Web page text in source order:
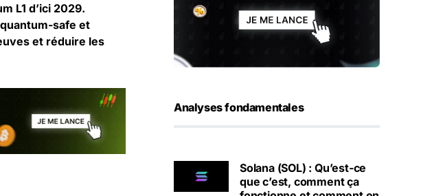
L1 d’ici 2029.
safe et
et réduire les
Analyses fondamentales
Solana (SOL) : Qu’est-ce
que c’est, comment ça